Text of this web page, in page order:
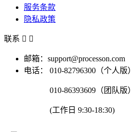
服务条款
隐私政策
联系  
邮箱：support@processon.com
电话：
010-82796300（个人版）
010-86393609（团队版）
(工作日 9:30-18:30)